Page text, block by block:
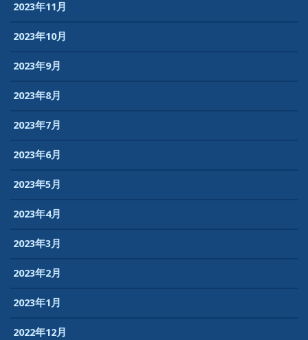
2023年11月
2023年10月
2023年9月
2023年8月
2023年7月
2023年6月
2023年5月
2023年4月
2023年3月
2023年2月
2023年1月
2022年12月